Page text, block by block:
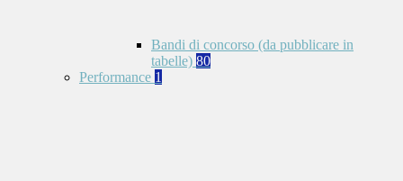
Bandi di concorso (da pubblicare in
tabelle) 80
Performance 1